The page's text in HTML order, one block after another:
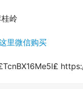
岭
里微信购买